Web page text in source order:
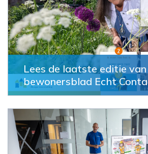
Lees de laatste editie
bewonersblad Echt